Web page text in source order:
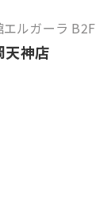
ルガーラ B2F
天神店